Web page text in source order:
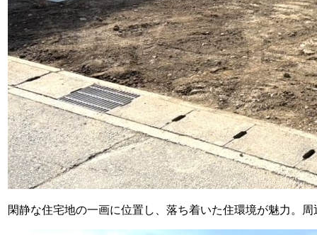
閑静な住宅地の一画に位置し、落ち着いた住環境が魅力。